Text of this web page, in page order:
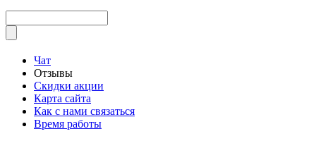
Чат
Отзывы
Скидки акции
Карта сайта
Как с нами связаться
Время работы